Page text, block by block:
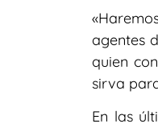
agentes
quien
sirva
En las